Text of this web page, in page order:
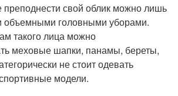
преподнести свой облик можно лишь
объемными головными уборами.
такого лица можно
меховые шапки, панамы, береты,
не стоит одевать
модели.